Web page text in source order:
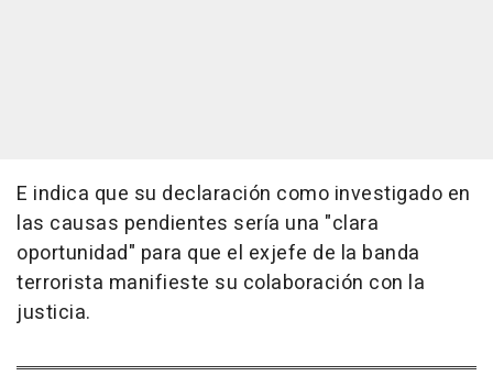
E indica que su declaración como investigado en
las causas pendientes sería una "clara
oportunidad" para que el exjefe de la banda
terrorista manifieste su colaboración con la
justicia.